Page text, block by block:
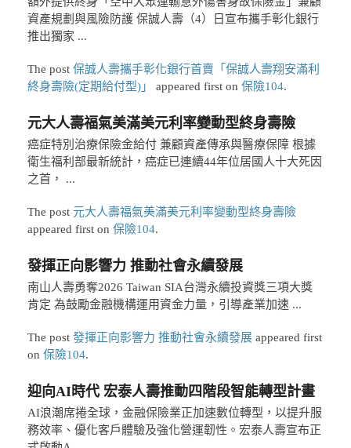
資產規劃與風險防護 保誠人壽（4）日宣布攜手彰化銀行
推出獨家 ...
The post 保誠人壽攜手彰化銀行首賣「保誠人壽翔安滿利
終身壽險(定期給付型)」
appeared first on 保險104.
元大人壽福氣美滿美元利率變動型終身壽險
癌症特別治療保險金給付 兼顧資產傳承與醫療保障 根據
衛生福利部最新統計，癌症已連續44年位居國人十大死因
之首， ...
The post 元大人壽福氣美滿美元利率變動型終身壽險
appeared first on 保險104.
發揮正向影響力 推動社會永續發展
南山人壽勇奪2026 Taiwan SIA台灣永續投資獎三項大獎
肯定 為鼓勵金融機構運用資金力量，引導產業加速 ...
The post 發揮正向影響力 推動社會永續發展appeared first
on 保險104.
迎向AI時代 宏泰人壽推動四階段智能轉型計畫
AI浪潮席捲全球，金融保險業正加速數位轉型，以提升服
務效率、優化客戶體驗及強化營運韌性。宏泰人壽宣布正